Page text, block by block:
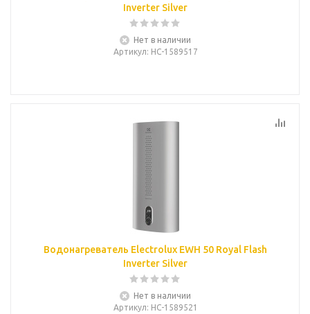
Inverter Silver
Нет в наличии
Артикул: НС-1589517
Водонагреватель Electrolux EWH 50 Royal Flash
Inverter Silver
Нет в наличии
Артикул: НС-1589521